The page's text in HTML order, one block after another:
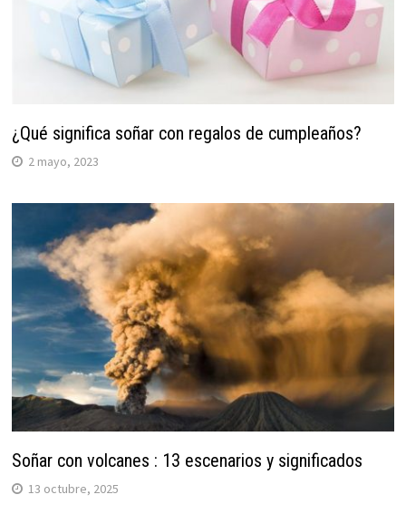
¿Qué significa soñar con regalos de cumpleaños?
2 mayo, 2023
Soñar con volcanes : 13 escenarios y significados
13 octubre, 2025